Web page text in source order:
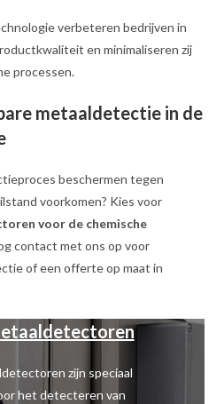
verbeteren bedrijven in
en minimaliseren zij
processen.
metaaldetectie in de
beschermen tegen
voorkomen? Kies voor
voor de chemische
contact met ons op voor
of een offerte op maat in
zijn speciaal
het detecteren van